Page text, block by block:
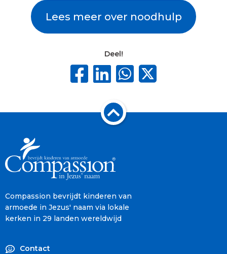
Lees meer over noodhulp
Deel!
Compassion bevrijdt kinderen van
armoede in Jezus' naam via lokale
kerken in 29 landen wereldwijd
Contact